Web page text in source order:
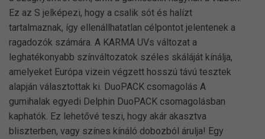
Ez az S jelképezi, hogy a csalik sót és halízt
tartalmaznak, így ellenállhatatlan célpontot jelentenek a
ragadozók számára. A KARMA UVs változat a
leghatékonyabb színváltozatok széles skáláját kínálja,
amelyeket Európa vizein végzett hosszú távú tesztek
alapján választottak ki. DuoPACK csomagolás A
gumihalak egyedi Delphin DuoPACK csomagolásban
kaphatók. Ez lehetővé teszi, hogy akár akasztva
bliszterben, vagy színes kínáló dobozból árulja! Egy